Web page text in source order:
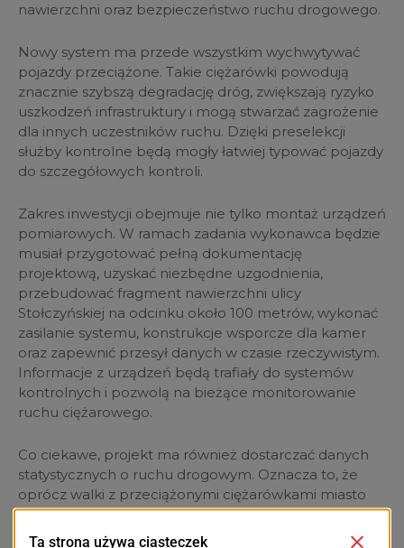
nawierzchni oraz bezpieczeństwo ruchu drogowego.
Nowy system ma przede wszystkim wychwytywać
pojazdy przeciążone. Takie ciężarówki powodują
znacznie szybszą degradację dróg, zwiększają ryzyko
uszkodzeń infrastruktury i mogą stwarzać zagrożenie
dla innych uczestników ruchu. Dzięki preselekcji
służby kontrolne będą mogły łatwiej typować pojazdy
do szczegółowych kontroli.
Zakres inwestycji obejmuje nie tylko montaż urządzeń
pomiarowych. W ramach zadania wykonawca będzie
musiał przygotować pełną dokumentację
projektową, uzyskać niezbędne uzgodnienia,
przebudować fragment nawierzchni ulicy
Stołczyńskiej na odcinku około 100 metrów, wykonać
zasilanie systemu, konstrukcje wsporcze dla kamer
oraz zapewnić przesył danych w czasie rzeczywistym.
Informacje z urządzeń będą trafiały do systemów
kontrolnych i pozwolą na bieżące monitorowanie
ruchu ciężarowego.
Co ciekawe, projekt ma również dostarczać danych
statystycznych o ruchu drogowym. Oznacza to, że
oprócz walki z przeciążonymi ciężarówkami miasto
zyska narzędzie do analizowania natężenia ruchu,
struktury pojazdów oraz planowania przyszłych